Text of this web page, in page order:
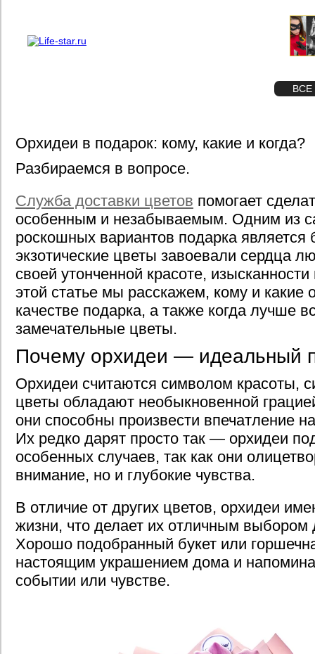
ВСЕ
Орхидеи в подарок: кому, какие и когда?
Разбираемся в вопросе.
Служба доставки цветов помогает
особенным и незабываемым. Одним из
роскошных вариантов подарка является
экзотические цветы завоевали сердца
своей утонченной красоте,
этой статье мы расскажем, кому и какие
качестве подарка, а также когда лучше
замечательные цветы.
Почему орхидеи — идеальный
Орхидеи считаются символом красоты,
цветы обладают необыкновенной
они способны произвести впечатление
Их редко дарят просто так — орхидеи
особенных случаев, так как они
внимание, но и глубокие чувства.
В отличие от других цветов, орхидеи
жизни, что делает их отличным выбором
Хорошо подобранный букет или
настоящим украшением дома и
событии или чувстве.